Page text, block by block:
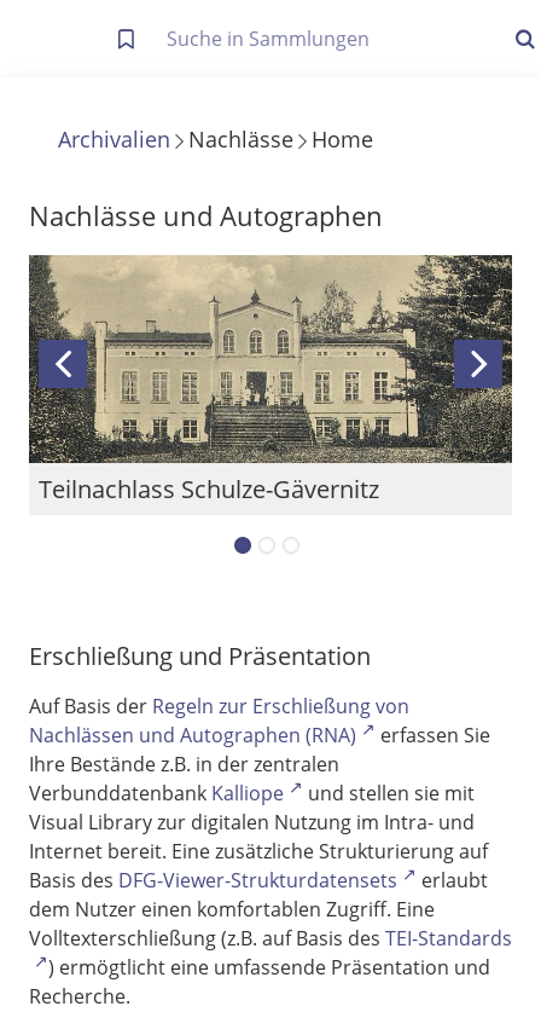
Die letzte Trefferliste besteht aus Ihrer letzten Suche, samt
Zuletzt gesucht
Noch keine Suchworte
Suche in Metadaten
Archivalien Nachlässe Home
Nachlässe und Autographen
Teilnachlass Schulze-Gävernitz
Erschließung und Präsentation
Auf Basis der Regeln zur Erschließung von
Nachlässen und Autographen (RNA)
erfassen Sie
Ihre Bestände z.B. in der zentralen
Verbunddatenbank Kalliope
und stellen sie mit
Visual Library zur digitalen Nutzung im Intra- und
Internet bereit. Eine zusätzliche Strukturierung auf
Basis des DFG-Viewer-Strukturdatensets
erlaubt
dem Nutzer einen komfortablen Zugriff. Eine
Volltexterschließung (z.B. auf Basis des TEI-Standards
) ermögtlicht eine umfassende Präsentation und
Recherche.